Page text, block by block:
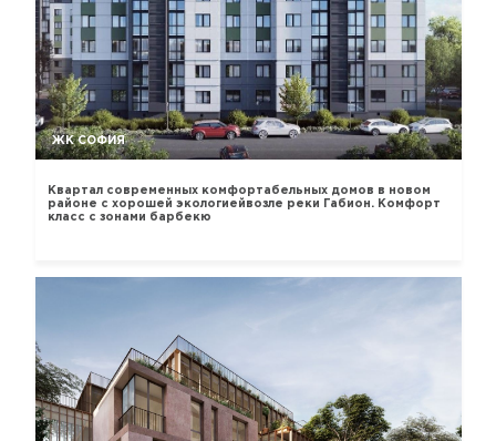
ЖК СОФИЯ
Квартал современных комфортабельных домов в новом
районе с хорошей экологиейвозле реки Габион. Комфорт
класс с зонами барбекю